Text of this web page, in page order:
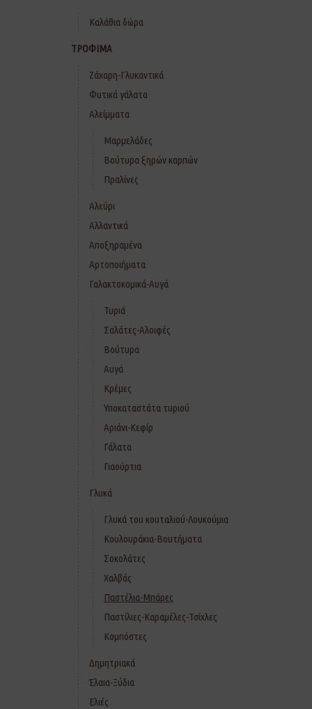
Καλάθια δώρα
ΤΡΟΦΙΜΑ
Ζάχαρη-Γλυκαντικά
Φυτικά γάλατα
Αλείμματα
Μαρμελάδες
Βούτυρα ξηρών καρπών
Πραλίνες
Αλεύρι
Αλλαντικά
Αποξηραμένα
Αρτοποιήματα
Γαλακτοκομικά-Αυγά
Τυριά
Σαλάτες-Αλοιφές
Βούτυρα
Αυγά
Κρέμες
Υποκαταστάτα τυριού
Αριάνι-Κεφίρ
Γάλατα
Γιαούρτια
Γλυκά
Γλυκά του κουταλιού-Λουκούμια
Κουλουράκια-Βουτήματα
Σοκολάτες
Χαλβάς
Παστέλια-Μπάρες
Παστίλιες-Καραμέλες-Τσίχλες
Κομπόστες
Δημητριακά
Έλαια-Ξύδια
Ελιές